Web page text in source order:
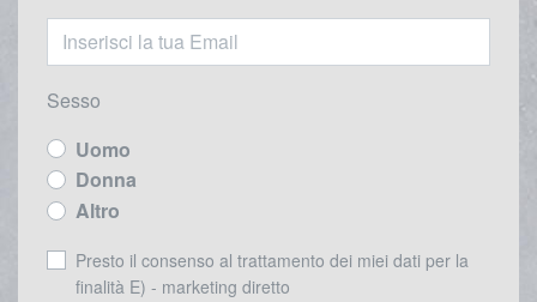
Sesso
Uomo
Donna
Altro
Presto il consenso al trattamento dei miei dati per la
finalità E) - marketing diretto